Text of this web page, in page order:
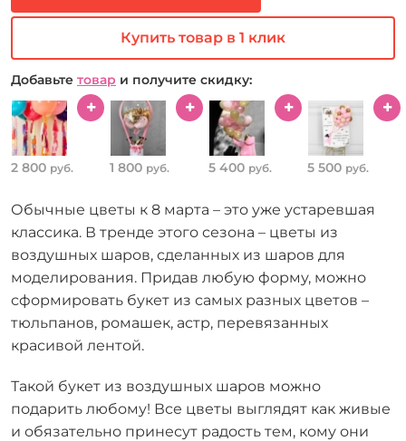
Купить товар в 1 клик
Добавьте товар и получите скидку:
2 800 руб. 1 800 руб. 5 400 руб. 5 500 руб.
Обычные цветы к 8 марта – это уже устаревшая
классика. В тренде этого сезона – цветы из
воздушных шаров, сделанных из шаров для
моделирования. Придав любую форму, можно
сформировать букет из самых разных цветов –
тюльпанов, ромашек, астр, перевязанных
красивой лентой.
Такой букет из воздушных шаров можно
подарить любому! Все цветы выглядят как живые
и обязательно принесут радость тем, кому они